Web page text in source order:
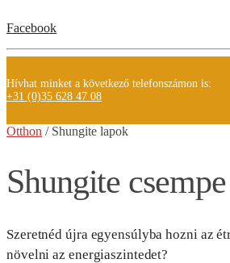
Facebook
Hívhat minket a következő telefonszámon is:
+31 (0)35 628 47 08
Otthon / Shungite lapok
Shungite csempe
Szeretnéd újra egyensúlyba hozni az
növelni az energiaszintedet?